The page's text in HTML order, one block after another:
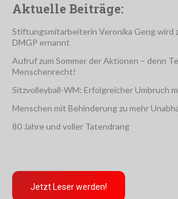
Aktuelle Beiträge:
Stiftungsmitarbeiterin Veronika Geng wird
DMGP ernannt
Aufruf zum Sommer der Aktionen – denn
Menschenrecht!
Sitzvolleyball-WM: Erfolgreicher Umbruch
Menschen mit Behinderung zu mehr
80 Jahre und voller Tatendrang
Jetzt Leser werden!